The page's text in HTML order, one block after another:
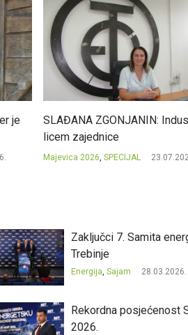
je
SLAĐANA ZGONJANIN:
licem zajednice
Majevica 2026, SPECIJAL
Zaključci 7. Samita
Trebinje
Energija,Sajam 28.03.2026.
Rekordna posjećenost
2026.